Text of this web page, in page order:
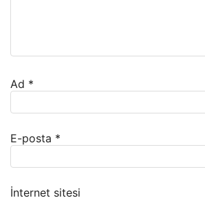
Ad *
E-posta *
İnternet sitesi